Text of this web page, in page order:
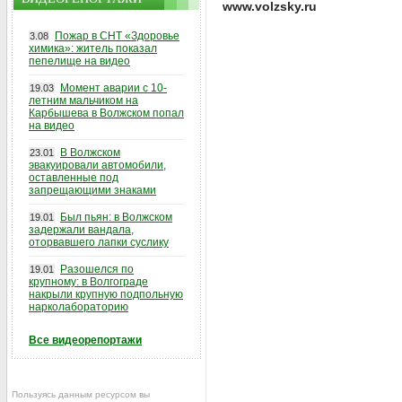
www.volzsky.ru
3.08
Пожар в СНТ «Здоровье
химика»: житель показал
пепелище на видео
19.03
Момент аварии с 10-
летним мальчиком на
Карбышева в Волжском попал
на видео
23.01
В Волжском
эвакуировали автомобили,
оставленные под
запрещающими знаками
19.01
Был пьян: в Волжском
задержали вандала,
оторвавшего лапки суслику
19.01
Разошелся по
крупному: в Волгограде
накрыли крупную подпольную
нарколабораторию
Все видеорепортажи
Пользуясь данным ресурсом вы